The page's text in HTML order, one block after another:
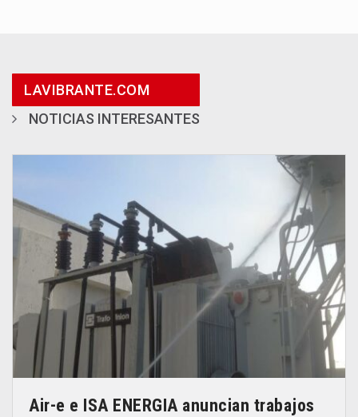
LAVIBRANTE.COM
NOTICIAS INTERESANTES
Air-e e ISA ENERGIA anuncian trabajos